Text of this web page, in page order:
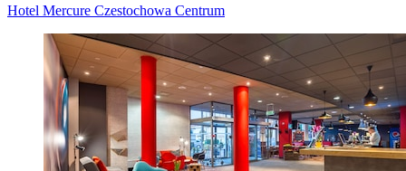
Hotel Mercure Czestochowa Centrum